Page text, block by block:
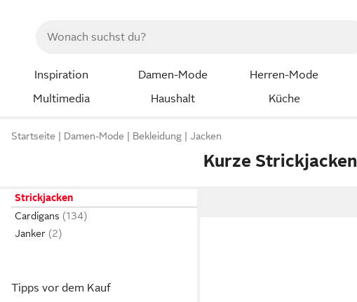
Inspiration Damen-Mode Herren-Mode
Multimedia
Haushalt Küche
Startseite Damen-Mode Bekleidung Jacken
Kurze Strickjacken
Strickjacken
Cardigans
Janker
Tipps vor dem Kauf